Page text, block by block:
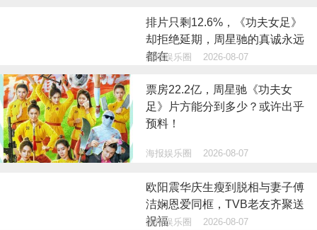
排片只剩12.6%，《功夫女足》
却拒绝延期，周星驰的真诚永远
都在
海报娱乐圈 2026-08-07
票房22.2亿，周星驰《功夫女
足》片方能分到多少？或许出乎
预料！
海报娱乐圈 2026-08-07
欧阳震华庆生瘦到脱相与妻子傅
洁娴恩爱同框，TVB老友齐聚送
祝福
海报娱乐圈 2026-08-07